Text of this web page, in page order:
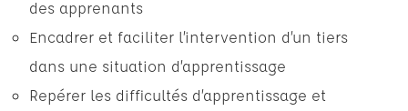
des apprenants
Encadrer et faciliter l’intervention d’un tiers
dans une situation d’apprentissage
Repérer les difficultés d’apprentissage et